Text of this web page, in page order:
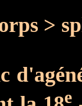
>
e